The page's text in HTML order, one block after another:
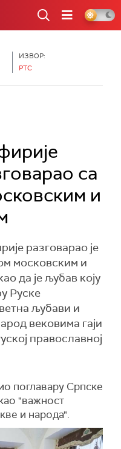
ИЗВОР:
РТС
са
и
разговарао је
московским и
да је љубав коју
Руске
љубави и
вековима гаји
православној
поглавару Српске
"важност
и народа".